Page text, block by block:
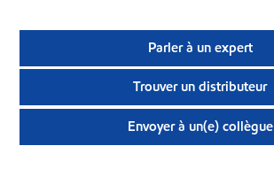
Parler à un expert
Trouver un distributeur
Envoyer à un(e) collègue